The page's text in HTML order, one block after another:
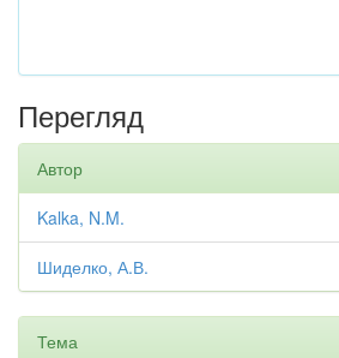
Перегляд
Автор
Kalka, N.M.
Шиделко, А.В.
Тема